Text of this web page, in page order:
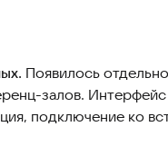
Появилось
залов.
подключение ко